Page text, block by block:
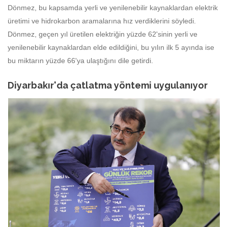
Dönmez, bu kapsamda yerli ve yenilenebilir kaynaklardan elektrik
üretimi ve hidrokarbon aramalarına hız verdiklerini söyledi.
Dönmez, geçen yıl üretilen elektriğin yüzde 62'sinin yerli ve
yenilenebilir kaynaklardan elde edildiğini, bu yılın ilk 5 ayında ise
bu miktarın yüzde 66'ya ulaştığını dile getirdi.
Diyarbakır'da çatlatma yöntemi uygulanıyor